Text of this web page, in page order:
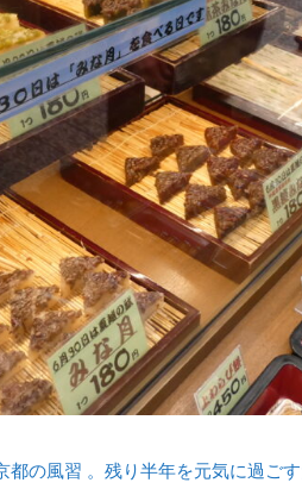
都の風習 。残り半年を元気に過ご